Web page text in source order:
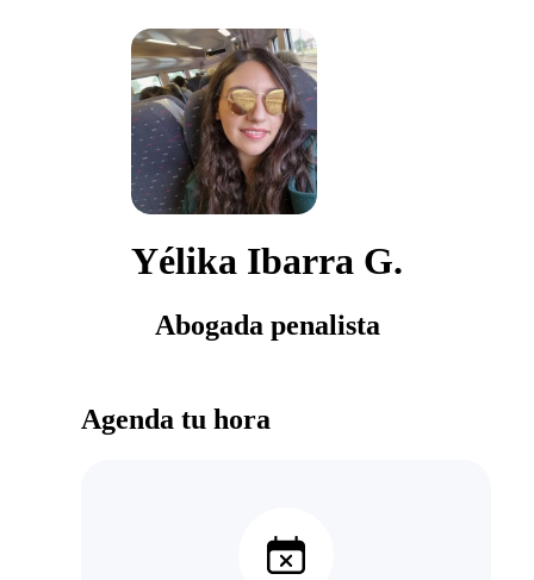
Yélika Ibarra G.
Abogada penalista
Agenda tu hora